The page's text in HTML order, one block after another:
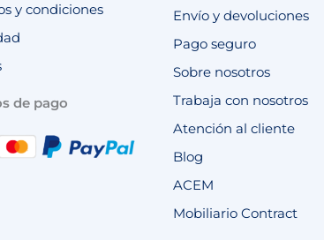
y condiciones
de pago
Envío y devoluciones
Pago seguro
Sobre nosotros
Trabaja con nosotros
Atención al cliente
Blog
ACEM
Mobiliario Contract